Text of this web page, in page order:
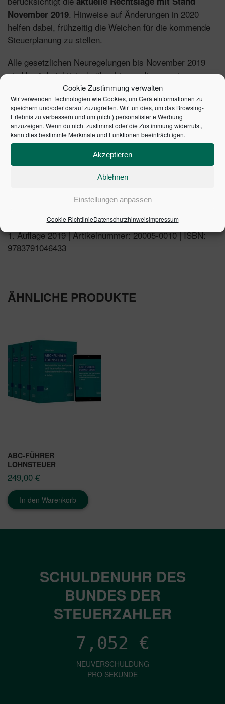
Cookie Zustimmung verwalten
Wir verwenden Technologien wie Cookies, um Geräteinformationen zu
speichern und/oder darauf zuzugreifen. Wir tun dies, um das Browsing-
Erlebnis zu verbessern und um (nicht) personalisierte Werbung
anzuzeigen. Wenn du nicht zustimmst oder die Zustimmung widerrufst,
kann dies bestimmte Merkmale und Funktionen beeinträchtigen.
Akzeptieren
Ablehnen
Einstellungen anpassen
Cookie RichtlinieDatenschutzhinweisImpressum
November 2019. Hinweise auf Änderungen in 2020
helfen dabei, frühzeitig die Weichen für die kommende
Steuerplanung zu stellen.
Alle gesetzlichen Neuregelungen bis November 2019
sind berücksichtigt, darüber hinaus die neueste
Rechtsprechung des Bundesfinanzhofs und wichtige
Schreiben der Finanzverwaltung. Mit den amtlichen
Erklärungsvordrucken sowie derEinkommensteuer-
Grund- und Splittingtabelle.
Neu im Veranlagungsjahr 2019
den neuen Anlagen "Sonderausgaben",
"Außergewöhnliche Belastungen", "Haushaltsnahe
automatischen Übernahme elektronischer Daten in die
1. Auflage 2019 | Artikelnummer: 20005-0010 | ISBN:
9783791046433
ÄHNLICHE PRODUKTE
ABC-FÜHRER
LOHNSTEUER
249,00 €
In den Warenkorb
SCHULDENUHR DES
BUNDES DER
STEUERZAHLER
7,052 €
NEUVERSCHULDUNG
PRO SEKUNDE